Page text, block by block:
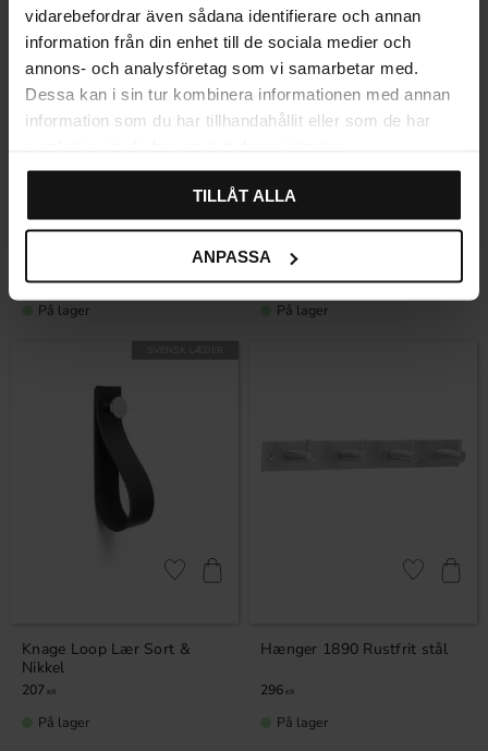
vidarebefordrar även sådana identifierare och annan
information från din enhet till de sociala medier och
annons- och analysföretag som vi samarbetar med.
Dessa kan i sin tur kombinera informationen med annan
information som du har tillhandahållit eller som de har
TILLÅT ALLA
ANPASSA
Knage Loop Lær Cognac &
207KR
Gem som favorit
På lager
Knage Loop Lær Sort &
Messing
207KR
Gem som
På lager
Knage Loop Lær Sort &
Nikkel
207 KR
Gem som favorit
På lager
Hænger 1890 Rustfrit stål
296 KR
Gem som
På lager